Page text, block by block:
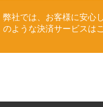
弊社では、お客様に安心
のような決済サービスは